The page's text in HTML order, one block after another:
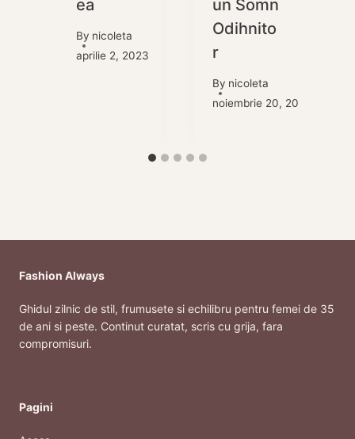
ea
By nicoleta
aprilie 2, 2023
un Somn
Odihnito
r
By nicoleta
noiembrie 20, 2024
Fashion Always
Ghidul zilnic de stil, frumusete si echilibru pentru femei de 35
de ani si peste. Continut curatat, scris cu grija, fara
compromisuri.
Pagini